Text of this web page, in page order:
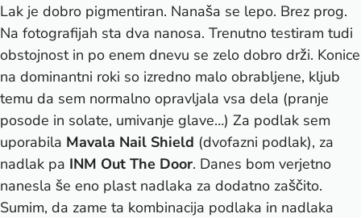
Lak je dobro pigmentiran. Nanaša se lepo. Brez prog.
Na fotografijah sta dva nanosa. Trenutno testiram tudi
obstojnost in po enem dnevu se zelo dobro drži. Konice
na dominantni roki so izredno malo obrabljene, kljub
temu da sem normalno opravljala vsa dela (pranje
posode in solate, umivanje glave…) Za podlak sem
uporabila Mavala Nail Shield (dvofazni podlak), za
nadlak pa INM Out The Door. Danes bom verjetno
nanesla še eno plast nadlaka za dodatno zaščito.
Sumim, da zame ta kombinacija podlaka in nadlaka